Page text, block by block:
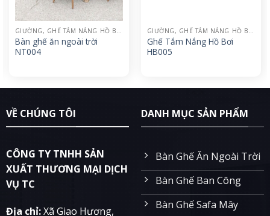
GIƯỜNG, GHẾ TẮM NẮNG HỒ BƠI
Bàn ghế ăn ngoài trời
NT004
GIƯỜNG, GHẾ TẮM NẮNG HỒ BƠI
Ghế Tắm Nắng Hồ Bơi
HB005
VỀ CHÚNG TÔI
CÔNG TY TNHH SẢN
XUẤT THƯƠNG MẠI DỊCH
VỤ TC
Địa chỉ:Xã Giao Hương,
DANH MỤC SẢN PHẨM
Bàn Ghế Ăn Ngoài Trời
Bàn Ghế Ban Công
Bàn Ghế Safa Mây